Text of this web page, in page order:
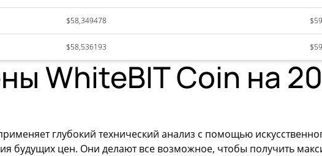
$58,349478
$58,536193
WhiteBIT Coin на
глубокий технический анализ с помощью
будущих цен. Они делают все возможное, чтобы получить